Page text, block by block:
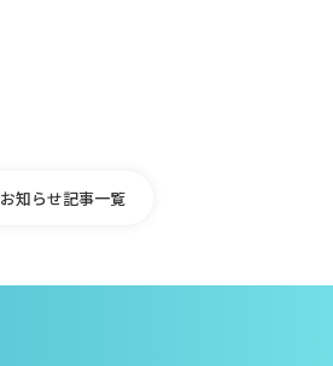
お知らせ記事一覧